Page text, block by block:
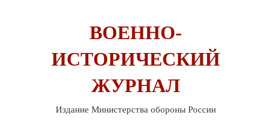
ВОЕННО-
ИСТОРИЧЕСКИЙ
ЖУРНАЛ
Издание Министерства обороны России